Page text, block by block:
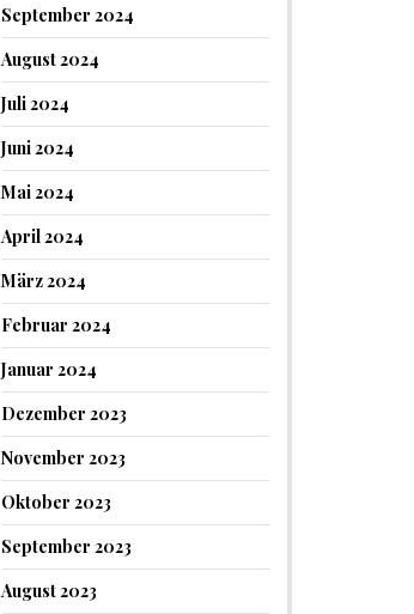
September 2024
August 2024
Juli 2024
Juni 2024
Mai 2024
April 2024
März 2024
Februar 2024
Januar 2024
Dezember 2023
November 2023
Oktober 2023
September 2023
August 2023